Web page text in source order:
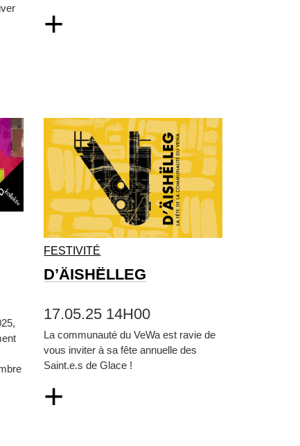
+
FESTIVITÉ
D’ÄISHËLLEG
17.05.25 14H00
La communauté du VeWa est ravie de
vous inviter à sa fête annuelle des
Saint.e.s de Glace !
+